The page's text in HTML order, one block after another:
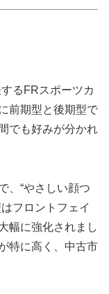
るFRスポーツカ
前期型と後期型で
でも好みが分かれ
、“やさしい顔つ
フロントフェイ
幅に強化されまし
特に高く、中古市